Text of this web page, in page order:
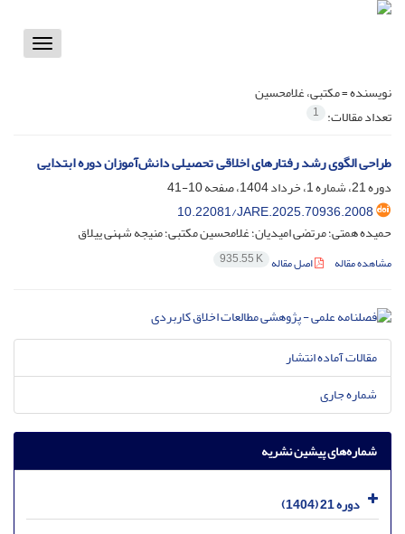
Toggle
نویسنده =مکتبی، غلامحسین
تعداد مقالات: 1
طراحی الگوی رشد رفتارهای اخلاقی تحصیلی دانش‌آموزان دوره ابتدایی
دوره 21، شماره 1، خرداد 1404، صفحه
10-41
10.22081/JARE.2025.70936.2008
حمیده همتی؛ مرتضی امیدیان؛ غلامحسین مکتبی؛ منیجه شهنی ییلاق
مشاهده مقاله اصل مقاله 935.55 K
مقالات آماده انتشار
شماره جاری
شماره‌های پیشین نشریه
دوره 21 (1404)